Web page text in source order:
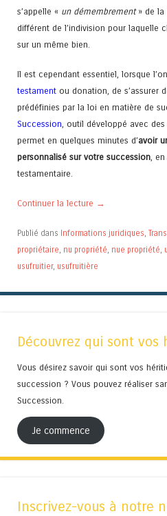
s’appelle « un démembrement» de la
différent de l’indivision pour laquelle
sur un même bien.
Il est cependant essentiel, lorsque
testament ou donation, de s’assurer
prédéfinies par la loi en matière de
Succession , outil développé avec
permet en quelques minutes d’avoir
personnalisé sur votre succession ,
testamentaire.
Continuer la lecture →
Publié dans Informations juridiques,
propriétaire, nu propriété, nue propriété,
usufruitier, usufruitière
Découvrez qui sont vos
Vous désirez savoir qui sont vos
succession ? Vous pouvez réaliser
Succession.
Je commence
Inscrivez-vous à notre